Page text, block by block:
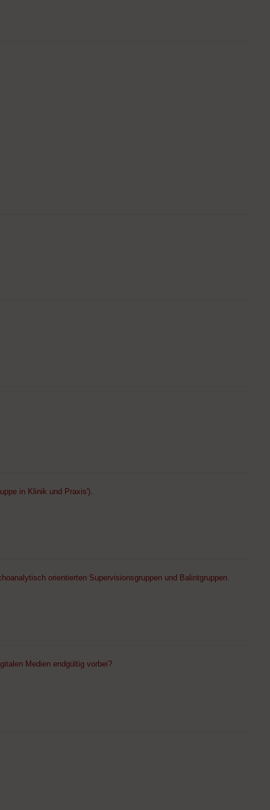
in Klinik und Praxis').
orientierten Supervisionsgruppen und Balintgruppen.
Medien endgültig vorbei?